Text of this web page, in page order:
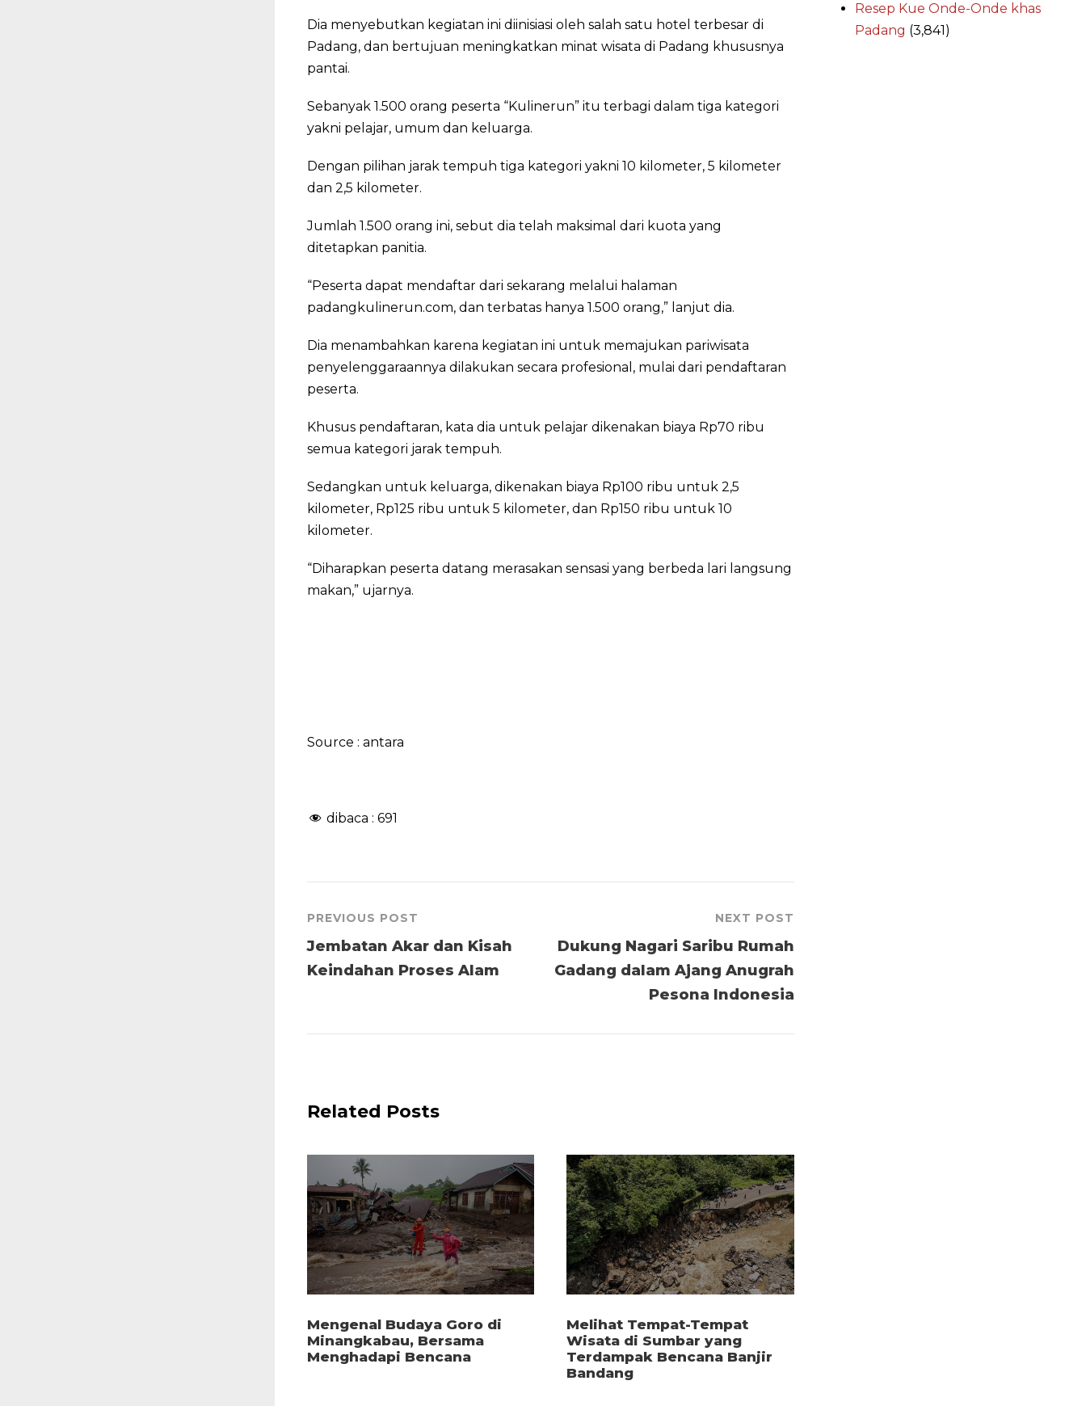
Dia menyebutkan kegiatan ini diinisiasi oleh salah satu hotel terbesar di
Padang, dan bertujuan meningkatkan minat wisata di Padang khususnya
pantai.
Sebanyak 1.500 orang peserta “Kulinerun” itu terbagi dalam tiga kategori
yakni pelajar, umum dan keluarga.
Dengan pilihan jarak tempuh tiga kategori yakni 10 kilometer, 5 kilometer
dan 2,5 kilometer.
Jumlah 1.500 orang ini, sebut dia telah maksimal dari kuota yang
ditetapkan panitia.
“Peserta dapat mendaftar dari sekarang melalui halaman
padangkulinerun.com, dan terbatas hanya 1.500 orang,” lanjut dia.
Dia menambahkan karena kegiatan ini untuk memajukan pariwisata
penyelenggaraannya dilakukan secara profesional, mulai dari pendaftaran
peserta.
Khusus pendaftaran, kata dia untuk pelajar dikenakan biaya Rp70 ribu
semua kategori jarak tempuh.
Sedangkan untuk keluarga, dikenakan biaya Rp100 ribu untuk 2,5
kilometer, Rp125 ribu untuk 5 kilometer, dan Rp150 ribu untuk 10
kilometer.
“Diharapkan peserta datang merasakan sensasi yang berbeda lari langsung
makan,” ujarnya.
Source : antara
dibaca : 691
PREVIOUS POST
Jembatan Akar dan Kisah
Keindahan Proses Alam
NEXT POST
Dukung Nagari Saribu Rumah
Gadang dalam Ajang Anugrah
Pesona Indonesia
Related Posts
Mengenal Budaya Goro di
Minangkabau, Bersama
Menghadapi Bencana
Melihat Tempat-Tempat
Wisata di Sumbar yang
Terdampak Bencana Banjir
Bandang
Resep Kue Onde-Onde khas
Padang (3,841)